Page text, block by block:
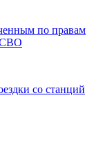
по правам
СВО
со станций